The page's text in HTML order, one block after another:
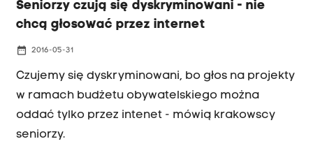
Seniorzy czują się dyskryminowani - nie
chcą głosować przez internet
date_range 2016-05-31
Czujemy się dyskryminowani, bo głos na projekty
w ramach budżetu obywatelskiego można
oddać tylko przez intenet - mówią krakowscy
seniorzy.